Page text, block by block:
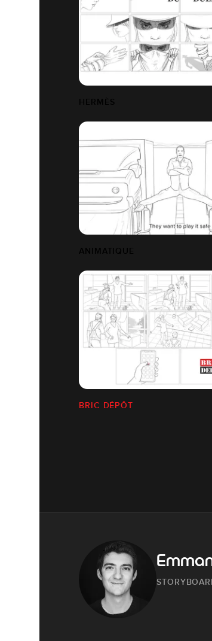
HERMÈS
ANIMATIQUE
BRIC DÉPÔT